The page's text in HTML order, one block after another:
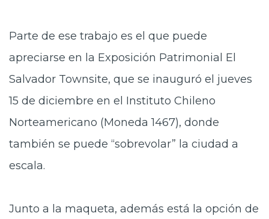
Parte de ese trabajo es el que puede
apreciarse en la Exposición Patrimonial El
Salvador Townsite, que se inauguró el jueves
15 de diciembre en el Instituto Chileno
Norteamericano (Moneda 1467), donde
también se puede “sobrevolar” la ciudad a
escala.
Junto a la maqueta, además está la opción de